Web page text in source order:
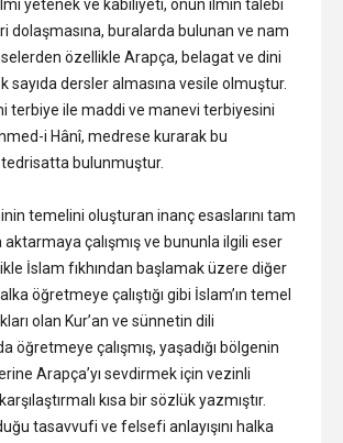
yetenek ve kabiliyeti, onun ilmin talebi
dolaşmasına, buralarda bulunan ve nam
özellikle Arapça, belagat ve dini
sayıda dersler almasına vesile olmuştur.
terbiye ile maddi ve manevi terbiyesini
i Hânî, medrese kurarak bu
bulunmuştur.
temelini oluşturan inanç esaslarını tam
aktarmaya çalışmış ve bununla ilgili eser
İslam fıkhından başlamak üzere diğer
öğretmeye çalıştığı gibi İslam’ın temel
olan Kur’an ve sünnetin dili
öğretmeye çalışmış, yaşadığı bölgenin
Arapça’yı sevdirmek için vezinli
kısa bir sözlük yazmıştır.
tasavvufi ve felsefi anlayışını halka